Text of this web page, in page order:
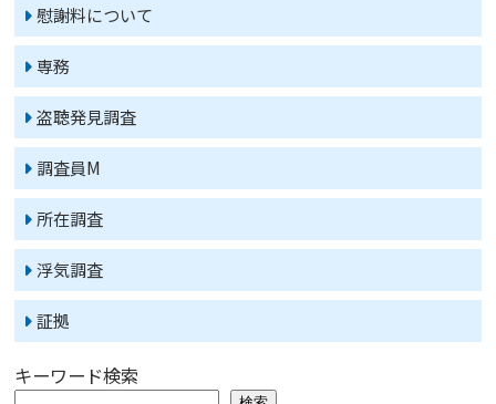
慰謝料について
専務
盗聴発見調査
調査員M
所在調査
浮気調査
証拠
キーワード検索